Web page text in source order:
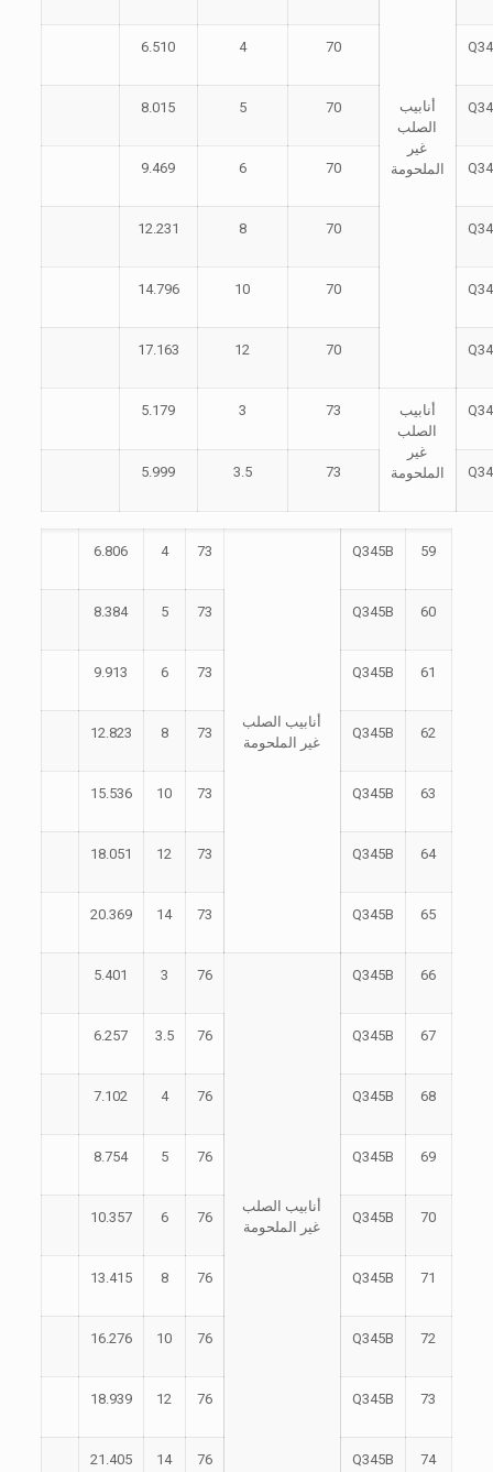
أنابيب
الصلب
غير
الملحومة
70
4
6.510
70
5
8.015
70
6
9.469
70
8
12.231
70
10
14.796
70
12
17.163
أنابيب
الصلب
غير
الملحومة
73
3
5.179
73
3.5
5.999
59
Q345B
أنابيب الصلب
غير الملحومة
73
4
6.806
60
Q345B
73
5
8.384
61
Q345B
73
6
9.913
62
Q345B
73
8
12.823
63
Q345B
73
10
15.536
64
Q345B
73
12
18.051
65
Q345B
73
14
20.369
66
Q345B
أنابيب الصلب
غير الملحومة
76
3
5.401
67
Q345B
76
3.5
6.257
68
Q345B
76
4
7.102
69
Q345B
76
5
8.754
70
Q345B
76
6
10.357
71
Q345B
76
8
13.415
72
Q345B
76
10
16.276
73
Q345B
76
12
18.939
74
Q345B
76
14
21.405